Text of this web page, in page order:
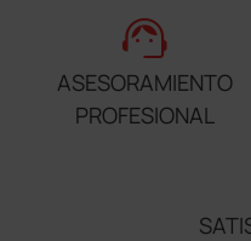
support_agent
ASESORAMIENTO
PROFESIONAL